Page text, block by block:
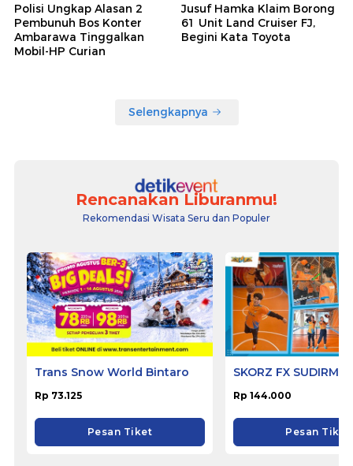
Polisi Ungkap Alasan 2
Pembunuh Bos Konter
Ambarawa Tinggalkan
Mobil-HP Curian
Jusuf Hamka Klaim Borong
61 Unit Land Cruiser FJ,
Begini Kata Toyota
Selengkapnya
Rencanakan Liburanmu!
Rekomendasi Wisata Seru dan Populer
Trans Snow World Bintaro
Rp 73.125
Pesan Tiket
SKORZ FX
Rp 144.000
Pesan Tiket